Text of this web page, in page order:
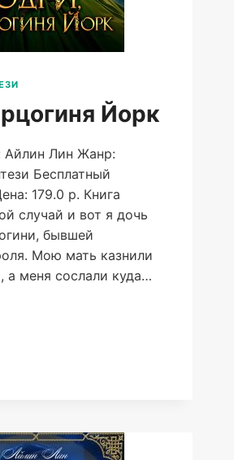
Йорк
Айлин Лин Жанр:
Бесплатный
179.0 р. Книга
случай и вот я дочь
бывшей
Мою мать казнили
а меня сослали куда…